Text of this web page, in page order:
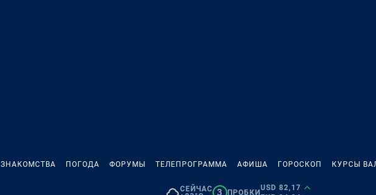
ЗНАКОМСТВА ПОГОДА ФОРУМЫ ТЕЛЕПРОГРАММА АФИША ГОРОСКОП КУРСЫ
СЕЙЧАС 3 ПРОБКИ
USD 82,17